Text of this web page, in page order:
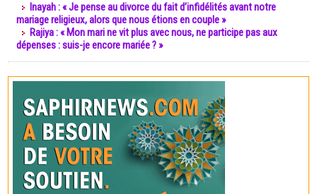
Inayah : « Je pense au divorce du fait d’infidélités avant notre
mariage religieux, alors que nous étions en couple »
Rajiya : « Mon mari ne vit plus avec nous, ne participe pas aux
dépenses : suis-je encore mariée ? »